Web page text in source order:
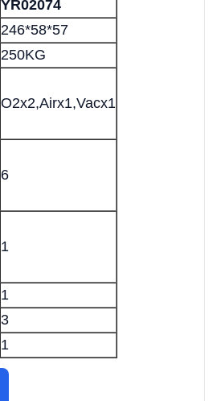
YR02074
246*58*57
250KG
O2x2,Airx1,Vacx1
6
1
1
3
1